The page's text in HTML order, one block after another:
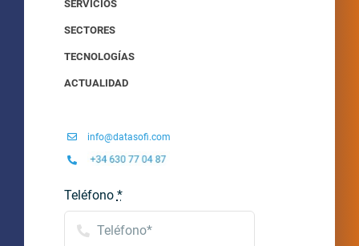
SERVICIOS
SECTORES
TECNOLOGÍAS
ACTUALIDAD
info@datasofi.com
Teléfono *